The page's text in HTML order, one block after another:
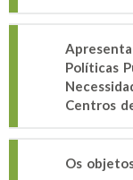
Políticas
Centros
Os